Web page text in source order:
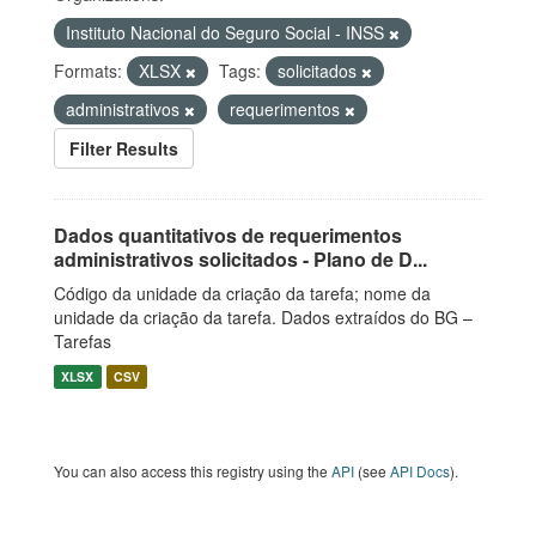
Instituto Nacional do Seguro Social - INSS
Formats:
XLSX Tags:
solicitados
administrativos
requerimentos
Filter Results
Dados quantitativos de requerimentos
administrativos solicitados - Plano de D...
Código da unidade da criação da tarefa; nome da
unidade da criação da tarefa. Dados extraídos do BG –
Tarefas
XLSX CSV
You can also access this registry using the API (see API Docs).